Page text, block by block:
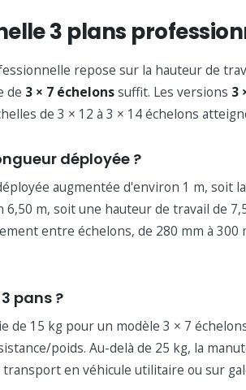
(3
3 plans
repose sur la hauteur de
de 3 × 7 échelonssuffit. Les versions 3
de 3 × 12 à 3 × 14 échelons
déployée ?
augmentée d'environ 1 m, soit
m, soit une hauteur de travail de
entre échelons, de 280 mm à
pans ?
de 15 kg pour un modèle 3 × 7
poids. Au-delà de 25 kg, la
en véhicule utilitaire ou sur